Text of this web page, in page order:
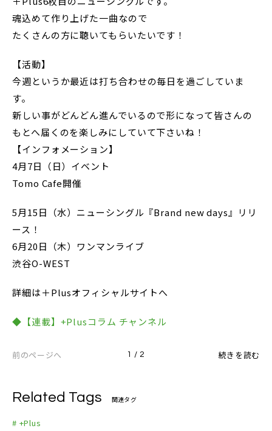
魂込めて作り上げた一曲なので
たくさんの方に聴いてもらいたいです！
【活動】
今週というか最近は打ち合わせの毎日を過ごしていま
す。
新しい事がどんどん進んでいるので形になって皆さんの
もとへ届くのを楽しみにしていて下さいね！
【インフォメーション】
4月7日（日）イベント
Tomo Cafe開催
5月15日（水）ニューシングル『Brand new days』リリ
ース！
6月20日（木）ワンマンライブ
渋谷O-WEST
詳細は＋Plusオフィシャルサイトへ
◆【連載】+Plusコラム チャンネル
前のページへ 1 / 2 続きを読む
Related Tags 関連タグ
# +Plus